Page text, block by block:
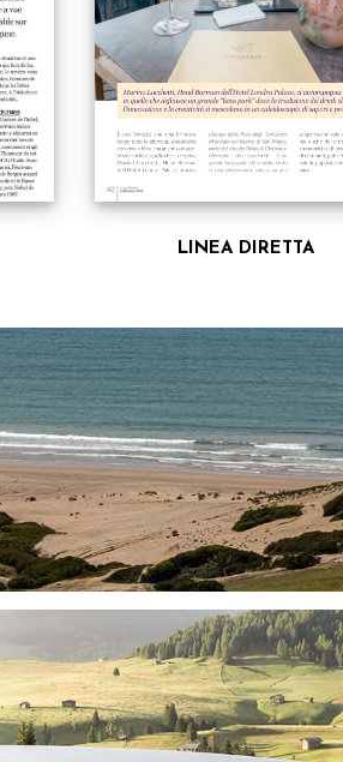
LINEA DIRETTA